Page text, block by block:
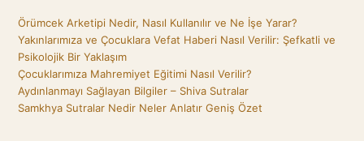
Örümcek Arketipi Nedir, Nasıl Kullanılır ve Ne İşe Yarar?
Yakınlarımıza ve Çocuklara Vefat Haberi Nasıl Verilir: Şefkatli ve
Psikolojik Bir Yaklaşım
Çocuklarımıza Mahremiyet Eğitimi Nasıl Verilir?
Aydınlanmayı Sağlayan Bilgiler – Shiva Sutralar
Samkhya Sutralar Nedir Neler Anlatır Geniş Özet